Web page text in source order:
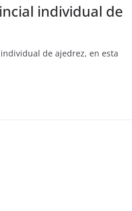
individual de
de ajedrez, en esta